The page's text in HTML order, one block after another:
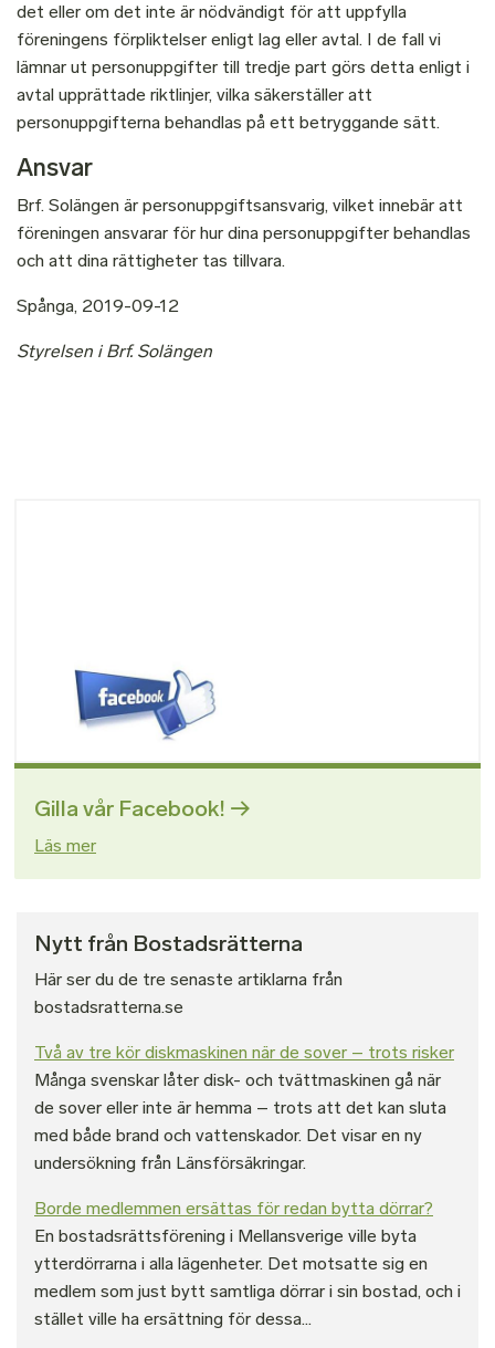
det eller om det inte är nödvändigt för att uppfylla
föreningens förpliktelser enligt lag eller avtal. I de fall vi
lämnar ut personuppgifter till tredje part görs detta enligt i
avtal upprättade riktlinjer, vilka säkerställer att
personuppgifterna behandlas på ett betryggande sätt.
Ansvar
Brf. Solängen är personuppgiftsansvarig, vilket innebär att
föreningen ansvarar för hur dina personuppgifter behandlas
och att dina rättigheter tas tillvara.
Spånga, 2019-09-12
Styrelsen i Brf. Solängen
Gilla vår Facebook!
Läs mer
Nytt från Bostadsrätterna
Här ser du de tre senaste artiklarna från
bostadsratterna.se
Två av tre kör diskmaskinen när de sover – trots risker
Många svenskar låter disk- och tvättmaskinen gå när
de sover eller inte är hemma – trots att det kan sluta
med både brand och vattenskador. Det visar en ny
undersökning från Länsförsäkringar.
Borde medlemmen ersättas för redan bytta dörrar?
En bostadsrättsförening i Mellansverige ville byta
ytterdörrarna i alla lägenheter. Det motsatte sig en
medlem som just bytt samtliga dörrar i sin bostad, och i
stället ville ha ersättning för dessa...